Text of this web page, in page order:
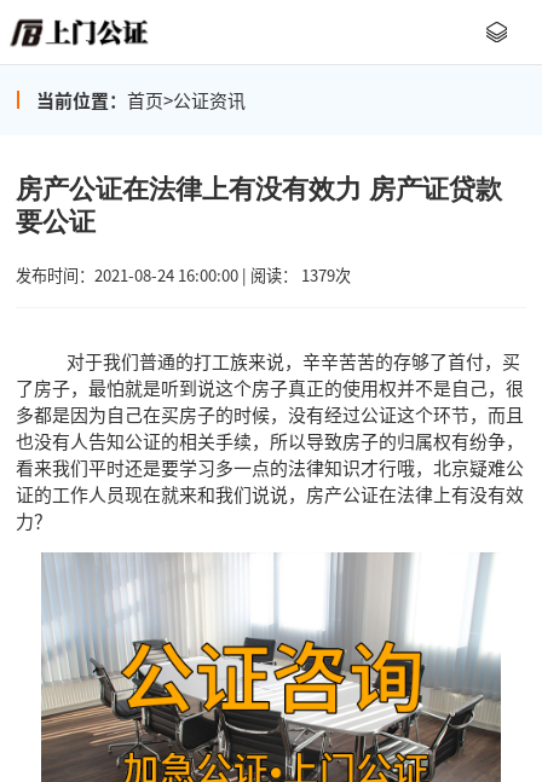
当前位置： 首页>公证资讯
房产公证在法律上有没有效力 房产证贷款
要公证
发布时间：2021-08-24 16:00:00 | 阅读： 1379次
对于我们普通的打工族来说，辛辛苦苦的存够了首付，买
了房子，最怕就是听到说这个房子真正的使用权并不是自己，很
多都是因为自己在买房子的时候，没有经过公证这个环节，而且
也没有人告知公证的相关手续，所以导致房子的归属权有纷争，
看来我们平时还是要学习多一点的法律知识才行哦，北京疑难公
证的工作人员现在就来和我们说说，房产公证在法律上有没有效
力？